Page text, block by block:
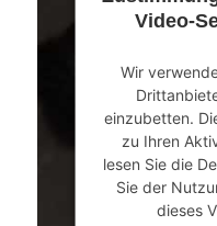
powered by
Video-
Wir
einzubetten.
zu Ihren
lesen Sie die
Sie der
dieses